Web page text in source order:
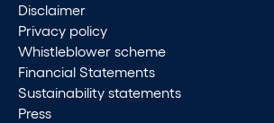
Disclaimer
Privacy policy
Whistleblower scheme
Financial Statements
Sustainability statements
Press